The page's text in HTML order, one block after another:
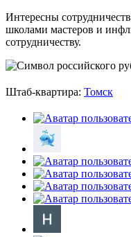
Интересны
школами мастеров и
сотрудничеству.
Штаб-квартира: Томск